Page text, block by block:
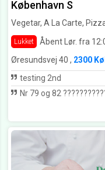
København S
Vegetar, A La Carte,
Lukket Åbent Lør. fra
Øresundsvej 40 , 2300
testing 2nd
Nr 79 og 82